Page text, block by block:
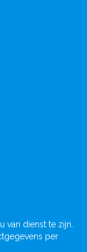
van dienst te zijn.
per